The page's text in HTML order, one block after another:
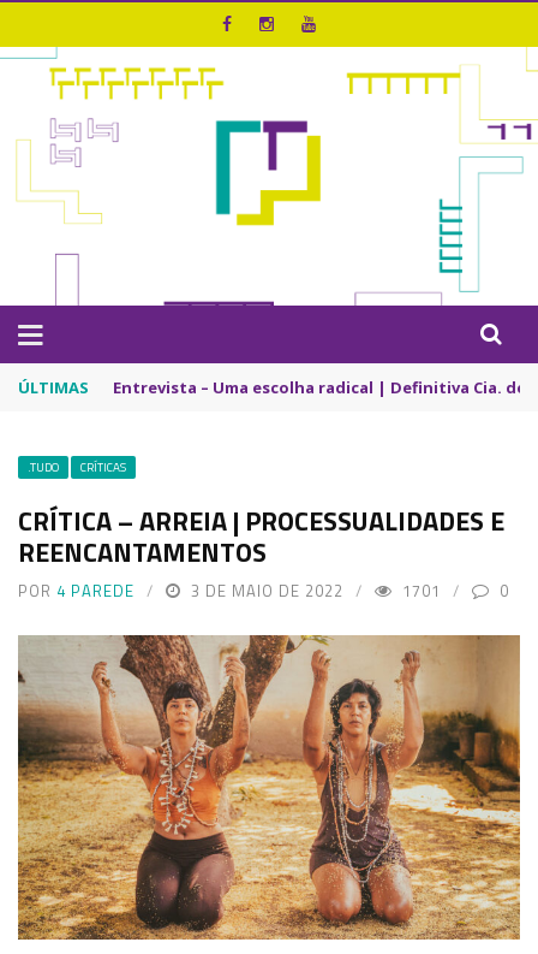
ÚLTIMAS Entrevista – Bando de Palhaços | Riso que Desarma
.TUDO CRÍTICAS
CRÍTICA – ARREIA | PROCESSUALIDADES E
REENCANTAMENTOS
POR 4 PAREDE 3 DE MAIO DE 2022 1701 0